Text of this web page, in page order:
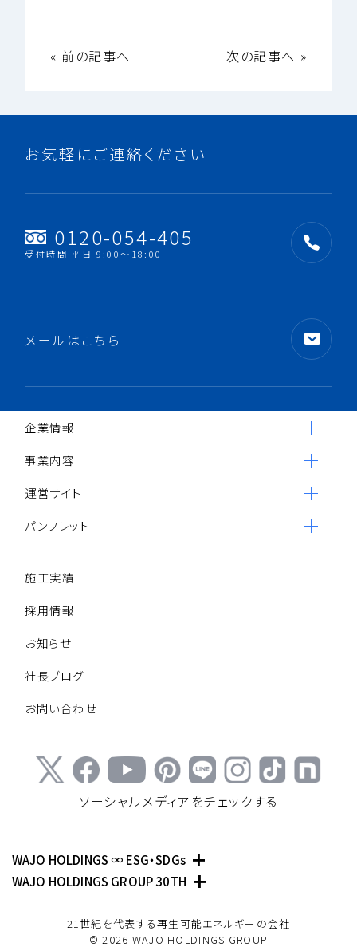
« 前の記事へ 次の記事へ »
お気軽にご連絡ください
0120-054-405
受付時間 平日 9:00〜18:00
メールはこちら
企業情報
事業内容
運営サイト
パンフレット
施工実績
採用情報
お知らせ
社長ブログ
お問い合わせ
ソーシャルメディアをチェックする
WAJO HOLDINGS ∞ ESG・SDGs +
新サービスサイト
- 高圧太陽光発電所の買取
WAJO HOLDINGS GROUP 30TH +
太陽光投資サイト
- 収益性が高い系統用蓄電池
21世紀を代表する再生可能エネルギーの会社
© 2026 WAJO HOLDINGS GROUP